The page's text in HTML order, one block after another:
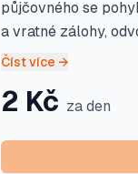
půjčovného se
a vratné zálohy,
Číst více →
2 Kč za den